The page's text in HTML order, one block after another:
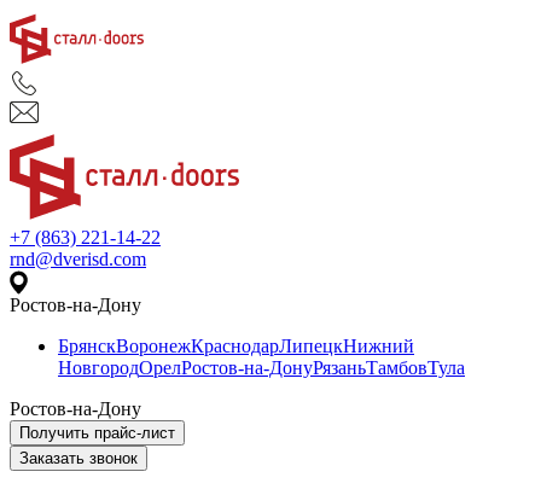
+7 (863) 221-14-22
rnd@dverisd.com
Ростов-на-Дону
БрянскВоронежКраснодарЛипецкНижний
НовгородОрелРостов-на-ДонуРязаньТамбовТула
Ростов-на-Дону
Получить прайс-лист
Заказать звонок